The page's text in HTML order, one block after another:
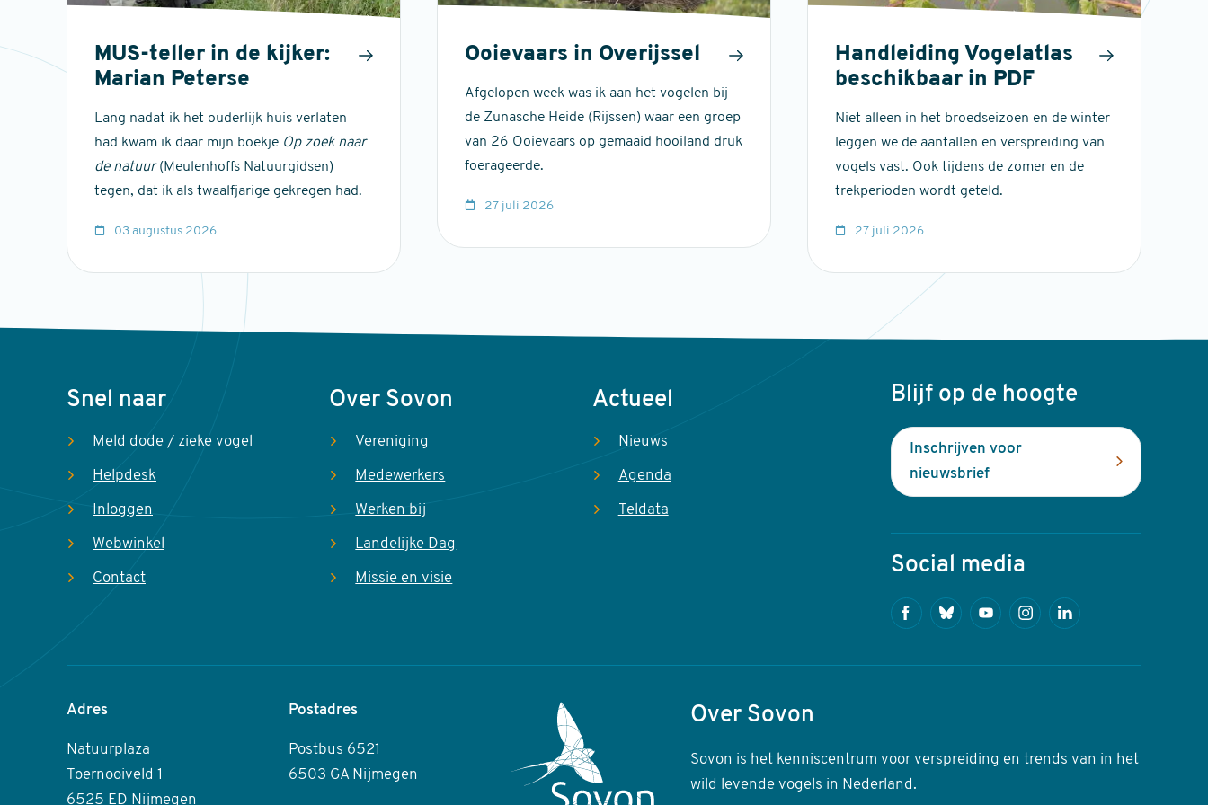
MUS-teller in de kijker:
Marian Peterse
Lang nadat ik het ouderlijk huis verlaten
had kwam ik daar mijn boekje Op zoek naar
de natuur(Meulenhoffs Natuurgidsen)
tegen, dat ik als twaalfjarige gekregen had.
03 augustus 2026
Ooievaars in Overijssel
Afgelopen week was ik aan het vogelen bij
de Zunasche Heide (Rijssen) waar een groep
van 26 Ooievaars op gemaaid hooiland druk
foerageerde.
27 juli 2026
Handleiding Vogelatlas
beschikbaar in PDF
Niet alleen in het broedseizoen en de winter
leggen we de aantallen en verspreiding van
vogels vast. Ook tijdens de zomer en de
trekperioden wordt geteld.
27 juli 2026
Voet
Snel naar
Meld dode / zieke vogel
Helpdesk
Inloggen
Webwinkel
Contact
Over Sovon
Vereniging
Medewerkers
Werken bij
Landelijke Dag
Missie en visie
Actueel
Nieuws
Agenda
Teldata
Blijf op de hoogte
Inschrijven voor
nieuwsbrief
Social media
FacebookBlueskyYoutubeInstagramLinkedin
Adres
Natuurplaza
Toernooiveld 1
6525 ED Nijmegen
Postadres
Postbus 6521
6503 GA Nijmegen
Over Sovon
Sovon is het kenniscentrum voor verspreiding en trends van in het
wild levende vogels in Nederland.